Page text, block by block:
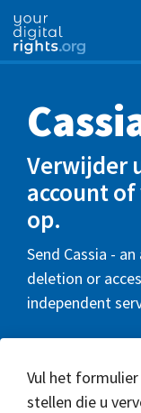
Verwijder
account
op.
Send Cassia -
deletion or
independent
Vul het
stellen die u